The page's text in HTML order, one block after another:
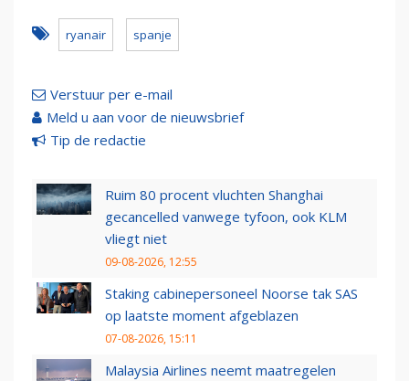
ryanair spanje
Verstuur per e-mail
Meld u aan voor de nieuwsbrief
Tip de redactie
Ruim 80 procent vluchten Shanghai
gecancelled vanwege tyfoon, ook KLM
vliegt niet
09-08-2026, 12:55
Staking cabinepersoneel Noorse tak SAS
op laatste moment afgeblazen
07-08-2026, 15:11
Malaysia Airlines neemt maatregelen